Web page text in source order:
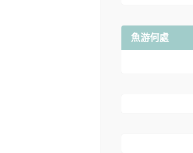
魚游何處